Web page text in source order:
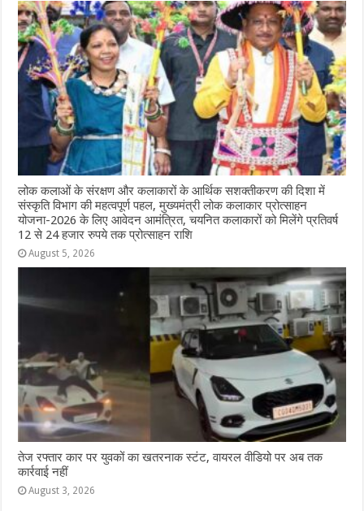
लोक कलाओं के संरक्षण और कलाकारों के आर्थिक सशक्तीकरण की दिशा में
संस्कृति विभाग की महत्वपूर्ण पहल, मुख्यमंत्री लोक कलाकार प्रोत्साहन
योजना-2026 के लिए आवेदन आमंत्रित, चयनित कलाकारों को मिलेंगे प्रतिवर्ष
12 से 24 हजार रुपये तक प्रोत्साहन राशि
August 5, 2026
तेज रफ्तार कार पर युवकों का खतरनाक स्टंट, वायरल वीडियो पर अब तक
कार्रवाई नहीं
August 3, 2026